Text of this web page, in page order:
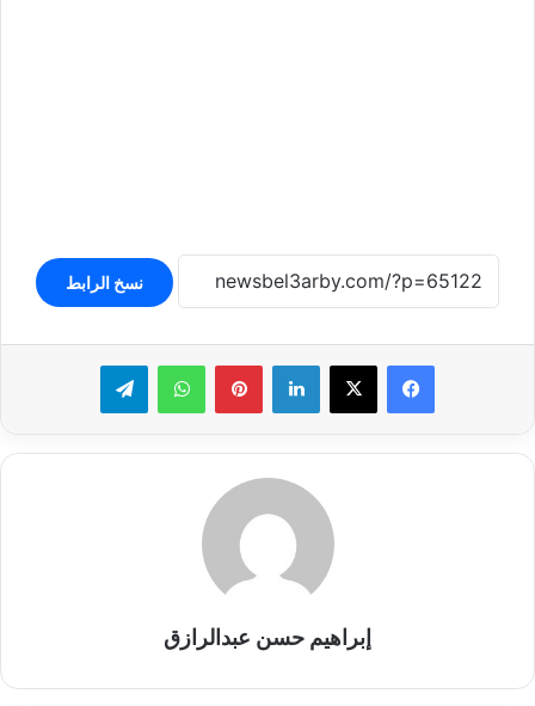
نسخ الرابط
لينكدإن بينتيريستواتساب تيلقرام
إبراهيم حسن عبدالرازق